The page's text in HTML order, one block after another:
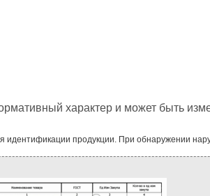
характер и может быть
идентификации продукции. При обнаружении